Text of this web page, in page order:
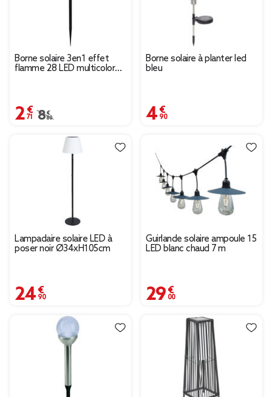
Borne solaire 3en1 effet
flamme 28 LED multicolores
2,71 €
Prix remisé de 8,80 € à 2,71 €
8,80 €
Borne solaire à planter led
bleu
4,90 €
Lampadaire solaire LED à
poser noir Ø34xH105cm
24,90 €
Guirlande solaire ampoule 15
LED blanc chaud 7 m
29,00 €